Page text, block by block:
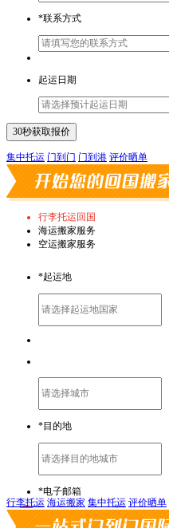
*联系方式
起运日期
集中托运 门到门 门到港 评价晒单
行李托运回国
海运搬家服务
空运搬家服务
行李托运 海运搬家 集中托运 评价晒单